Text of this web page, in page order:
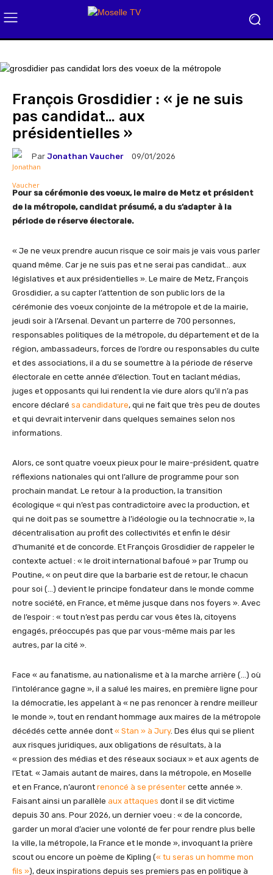
François Grosdidier : « je ne suis
pas candidat… aux
présidentielles »
Par Jonathan Vaucher 09/01/2026
Pour sa cérémonie des voeux, le maire de Metz et président
de la métropole, candidat présumé, a du s’adapter à la
période de réserve électorale.
« Je ne veux prendre aucun risque ce soir mais je vais vous parler
quand même. Car je ne suis pas et ne serai pas candidat… aux
législatives et aux présidentielles ». Le maire de Metz, François
Grosdidier, a su capter l’attention de son public lors de la
cérémonie des voeux conjointe de la métropole et de la mairie,
jeudi soir à l’Arsenal. Devant un parterre de 700 personnes,
responsables politiques de la métropole, du département et de la
région, ambassadeurs, forces de l’ordre ou responsables du culte
et des associations, il a du se soumettre à la période de réserve
électorale en cette année d’élection. Tout en taclant médias,
juges et opposants qui lui rendent la vie dure alors qu’il n’a pas
encore déclaré sa candidature, qui ne fait que très peu de doutes
et qui devrait intervenir dans quelques semaines selon nos
informations.
Alors, ce sont quatre voeux pieux pour le maire-président, quatre
réflexions nationales qui ont l’allure de programme pour son
prochain mandat. Le retour à la production, la transition
écologique « qui n’est pas contradictoire avec la production, et
qui ne doit pas se soumettre à l’idéologie ou la technocratie », la
décentralisation au profit des collectivités et enfin le désir
d’humanité et de concorde. Et François Grosdidier de rappeler le
contexte actuel : « le droit international bafoué » par Trump ou
Poutine, « on peut dire que la barbarie est de retour, le chacun
pour soi (…) devient le principe fondateur dans le monde comme
notre société, en France, et même jusque dans nos foyers ». Avec
de l’espoir : « tout n’est pas perdu car vous êtes là, citoyens
engagés, préoccupés pas que par vous-même mais par les
autres, par la cité ».
Face « au fanatisme, au nationalisme et à la marche arrière (…) où
l’intolérance gagne », il a salué les maires, en première ligne pour
la démocratie, les appelant à « ne pas renoncer à rendre meilleur
le monde », tout en rendant hommage aux maires de la métropole
décédés cette année dont « Stan » à Jury. Des élus qui se plient
aux risques juridiques, aux obligations de résultats, à la
« pression des médias et des réseaux sociaux » et aux agents de
l’Etat. « Jamais autant de maires, dans la métropole, en Moselle
et en France, n’auront renoncé à se présenter cette année ».
Faisant ainsi un parallèle aux attaques dont il se dit victime
depuis 30 ans. Pour 2026, un dernier voeu : « de la concorde,
garder un moral d’acier une volonté de fer pour rendre plus belle
la ville, la métropole, la France et le monde », invoquant la prière
scout ou encore un poème de Kipling (« tu seras un homme mon
fils »), deux inspirations depuis ses premiers pas en politique à